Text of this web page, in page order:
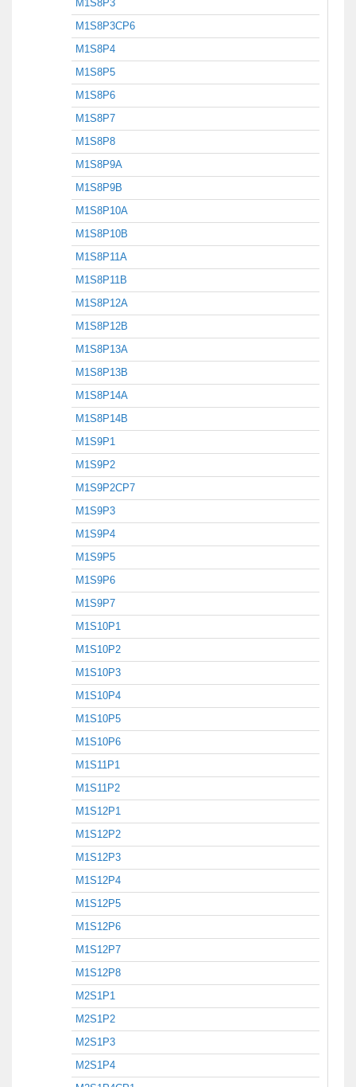
M1S8P3
M1S8P3CP6
M1S8P4
M1S8P5
M1S8P6
M1S8P7
M1S8P8
M1S8P9A
M1S8P9B
M1S8P10A
M1S8P10B
M1S8P11A
M1S8P11B
M1S8P12A
M1S8P12B
M1S8P13A
M1S8P13B
M1S8P14A
M1S8P14B
M1S9P1
M1S9P2
M1S9P2CP7
M1S9P3
M1S9P4
M1S9P5
M1S9P6
M1S9P7
M1S10P1
M1S10P2
M1S10P3
M1S10P4
M1S10P5
M1S10P6
M1S11P1
M1S11P2
M1S12P1
M1S12P2
M1S12P3
M1S12P4
M1S12P5
M1S12P6
M1S12P7
M1S12P8
M2S1P1
M2S1P2
M2S1P3
M2S1P4